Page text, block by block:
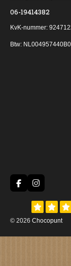
06-19414382
KvK-nummer:
Btw:
F
a
b
o
I
n
s
t
a
g
© 2026 Chocopunt